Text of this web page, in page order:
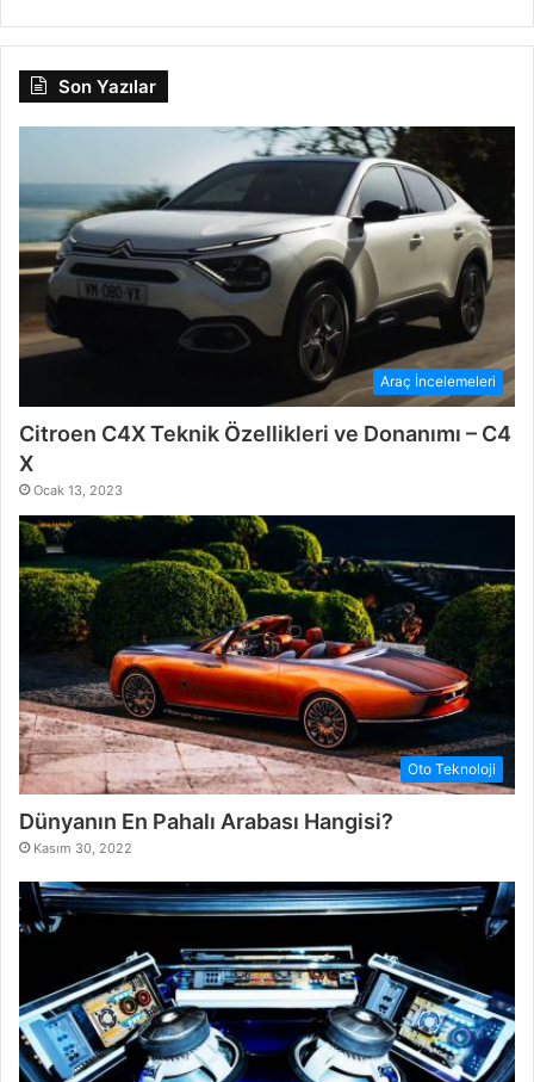
Son Yazılar
Araç İncelemeleri
Citroen C4X Teknik Özellikleri ve Donanımı – C4
X
Ocak 13, 2023
Oto Teknoloji
Dünyanın En Pahalı Arabası Hangisi?
Kasım 30, 2022